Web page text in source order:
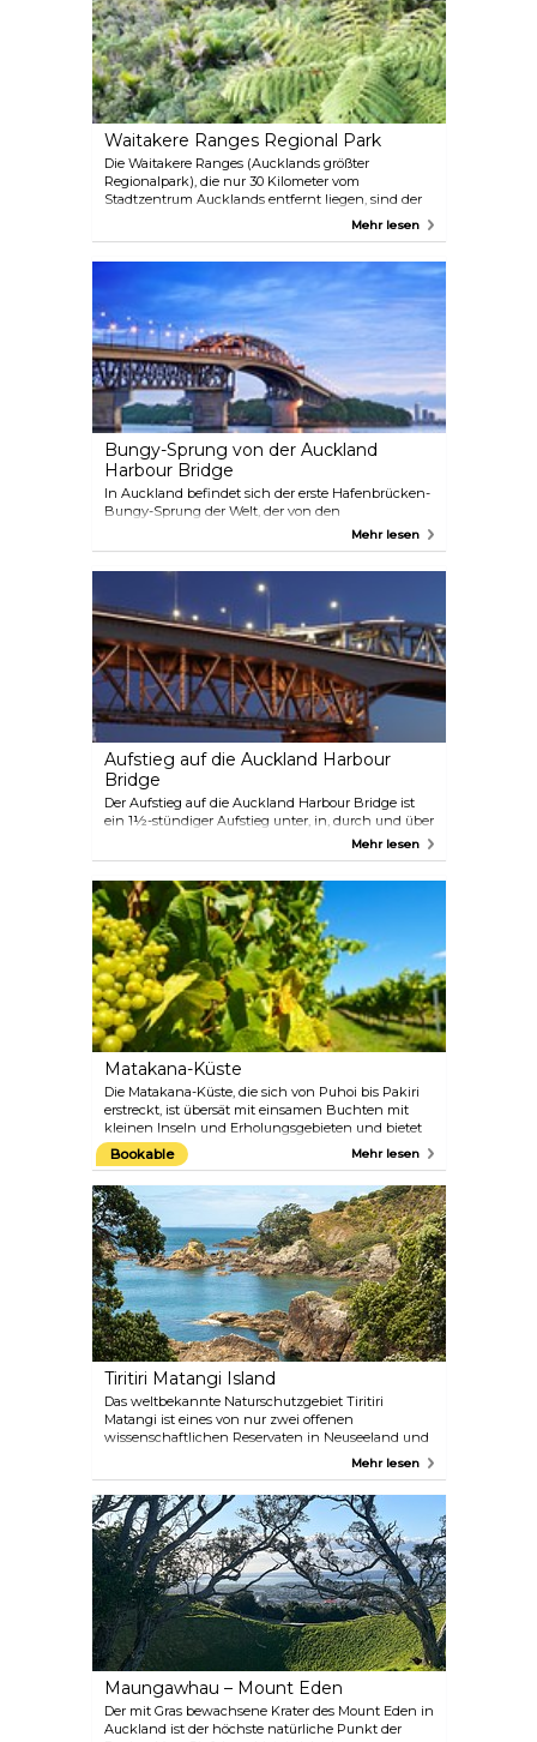
Waitakere Ranges Regional Park
Die Waitakere Ranges (Aucklands größter
Regionalpark), die nur 30 Kilometer vom
Stadtzentrum Aucklands entfernt liegen, sind der
perfekte Ort, um Ruhe und eine einzigartige Flora
mehrfach ausgezeichnete Veranstalter Bush and
Beach Ltd, der auch andere erstaunliche Touren
anbietet, wie z. B. eine Tour zum Hobbiton-Filmset,
Wein- und Gastronomietouren sowie
Stadtführungen.
Mehr lesen
Bungy-Sprung von der Auckland
Harbour Bridge
In Auckland befindet sich der erste Hafenbrücken-
Bungy-Sprung der Welt, der von den
ursprünglichen Bungy-Betreibern – AJ Hackett
Bungy – durchgeführt wird. Die Springer stürzen
dabei die Erfahrung ihres Lebens! Die Brücke ist 40
Meter hoch und wenn Sie es noch aufregender
haben wollen, entscheiden Sie sich für eine
Wasserberührung und genießen Sie eine
angenehme Erfrischung im Meer!
Mehr lesen
Aufstieg auf die Auckland Harbour
Bridge
Der Aufstieg auf die Auckland Harbour Bridge ist
ein 1½-stündiger Aufstieg unter, in, durch und über
die ikonische Hafenbrücke von Auckland. In
Begleitung eines Kletterführers bietet diese
Hauraki Gulf, Viaduct Harbour und die
Stadtansichten. In einem ausführlichen
Kommentar werden die Geschichte, Geologie,
Geografie und Kultur Aucklands sowie einige
farbenfrohe Geheimnisse erläutert.
Mehr lesen
Matakana-Küste
Die Matakana-Küste, die sich von Puhoi bis Pakiri
erstreckt, ist übersät mit einsamen Buchten mit
kleinen Inseln und Erholungsgebieten und bietet
einige der besten Weine, Kunst, Kunsthandwerk
und Besucherattraktionen im ländlichen
Neuseeland, und das alles innerhalb einer
Autostunde nördlich von Auckland. Matakana hat
sich außerdem zum Ziel gesetzt, die erste „Slow
Food“-Stadt in Neuseeland zu werden.
Bookable Mehr lesen
Tiritiri Matangi Island
Das weltbekannte Naturschutzgebiet Tiritiri
Matangi ist eines von nur zwei offenen
wissenschaftlichen Reservaten in Neuseeland und
liegt im Hauraki Gulf, nur 75 Minuten mit der Fähre
geschützter Zufluchtsort für einheimische und
gefährdete Arten und ein wahres Paradies für alle,
die die Natur und die Vogelbeobachtung lieben.
Mehr lesen
Maungawhau – Mount Eden
Der mit Gras bewachsene Krater des Mount Eden in
Auckland ist der höchste natürliche Punkt der